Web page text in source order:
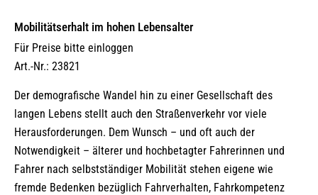
Mobilitätserhalt im hohen Lebensalter
Für Preise bitte einloggen
Art.-Nr.: 23821
Der demografische Wandel hin zu einer Gesellschaft des
langen Lebens stellt auch den Straßenverkehr vor viele
Herausforderungen. Dem Wunsch – und oft auch der
Notwendigkeit – älterer und hochbetagter Fahrerinnen und
Fahrer nach selbstständiger Mobilität stehen eigene wie
fremde Bedenken bezüglich Fahrverhalten, Fahrkompetenz